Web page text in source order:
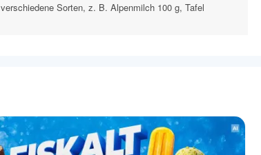
verschiedene Sorten, z. B. Alpenmilch 100 g, Tafel